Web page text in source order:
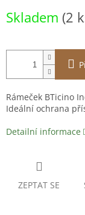
cena:
Skladem (2
Rámeček BTicino
Ideální ochrana
Detailní informace
ZEPTAT SE